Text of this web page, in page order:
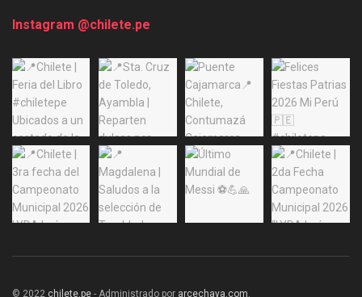
Instagram @chilete.pe
© 2022 chilete.pe - Administrado por arcechava.com